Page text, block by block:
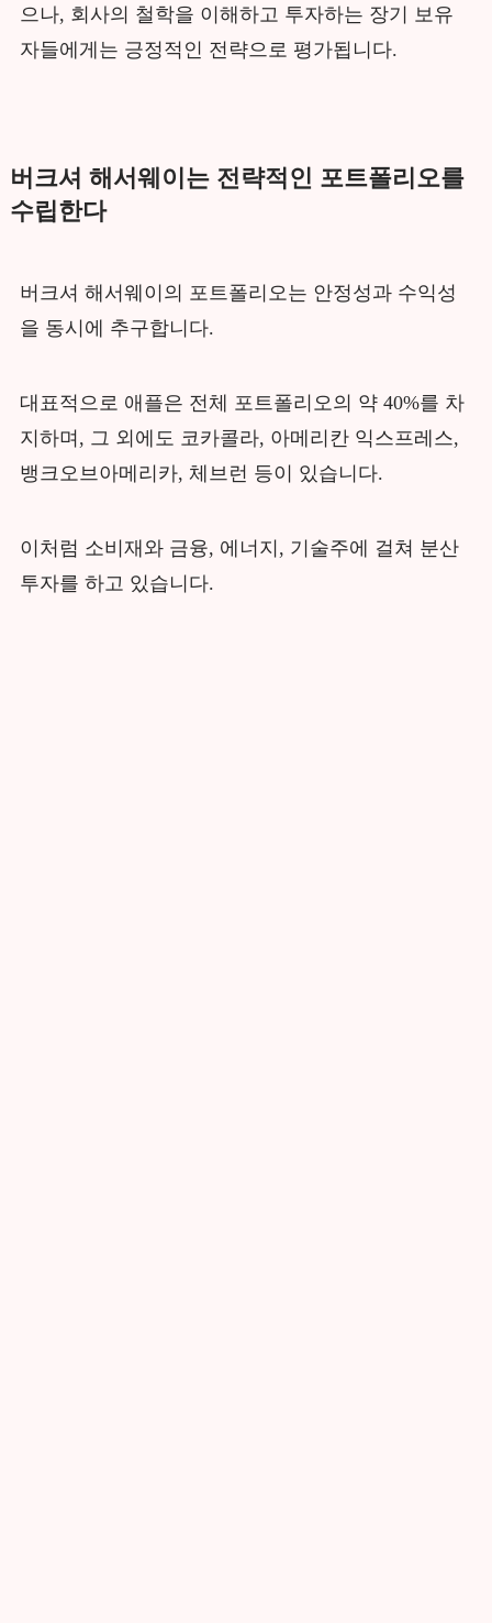
으나, 회사의 철학을 이해하고 투자하는 장기 보유
자들에게는 긍정적인 전략으로 평가됩니다.
버크셔 해서웨이는 전략적인 포트폴리오를
수립한다
버크셔 해서웨이의 포트폴리오는 안정성과 수익성
을 동시에 추구합니다.
대표적으로 애플은 전체 포트폴리오의 약 40%를 차
지하며, 그 외에도 코카콜라, 아메리칸 익스프레스,
뱅크오브아메리카, 체브런 등이 있습니다.
이처럼 소비재와 금융, 에너지, 기술주에 걸쳐 분산
투자를 하고 있습니다.